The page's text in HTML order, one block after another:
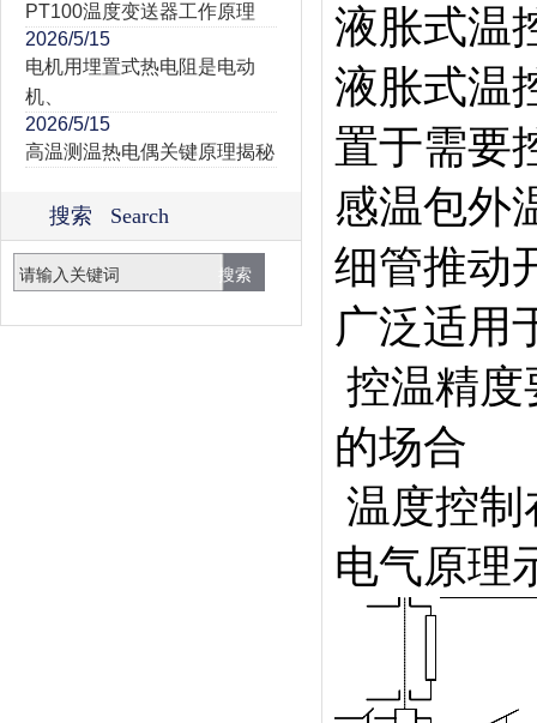
PT100温度变送器工作原理
2026/5/15
电机用埋置式热电阻是电动
机、
2026/5/15
高温测温热电偶关键原理揭秘
搜索 Search
液胀式温
液胀式温
置于需要
感温包外
细管推动
广泛适用
控温精
的场合
温度控
电气原理